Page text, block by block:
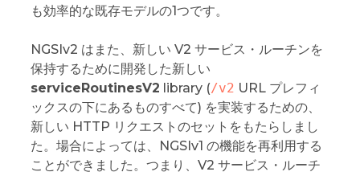
も効率的な既存モデルの1つです。
NGSIv2 はまた、新しい V2 サービス・ルーチンを
保持するために開発した新しい
serviceRoutinesV2 library (/v2 URL プレフィ
ックスの下にあるものすべて) を実装するための、
新しい HTTP リクエストのセットをもたらしまし
た。場合によっては、NGSIv1 の機能を再利用する
ことができました。つまり、V2 サービス・ルーチ